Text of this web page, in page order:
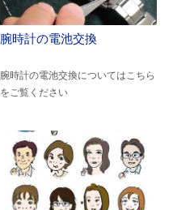
腕時計の電池交換
腕時計の電池交換についてはこちら
をご覧ください